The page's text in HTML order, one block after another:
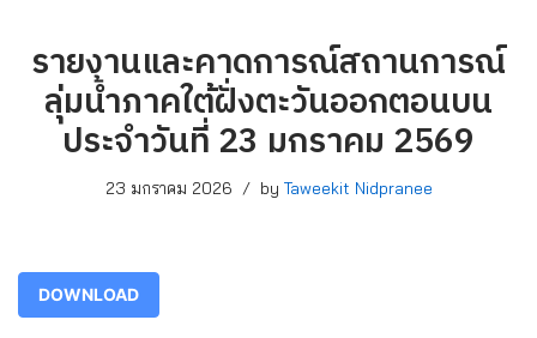
รายงานและคาดการณ์สถานการณ์
ลุ่มน้ำภาคใต้ฝั่งตะวันออกตอนบน
ประจำวันที่ 23 มกราคม 2569
23 มกราคม 2026 by Taweekit Nidpranee
DOWNLOAD